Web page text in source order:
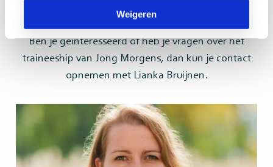
Weigeren
werken bij Jong Morgens?
Ben je geïnteresseerd of heb je vragen over het
traineeship van Jong Morgens, dan kun je contact
opnemen met Lianka Bruijnen.
meer>